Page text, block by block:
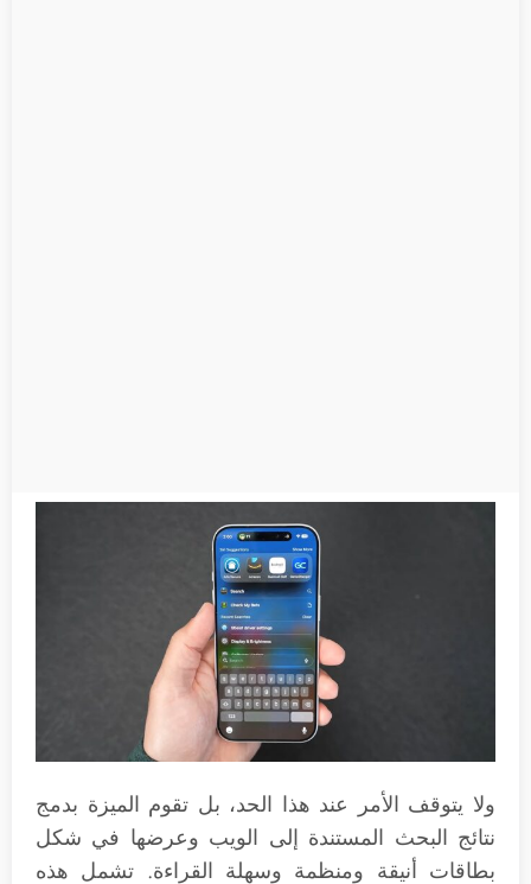
ولا يتوقف الأمر عند هذا الحد، بل تقوم الميزة بدمج
نتائج البحث المستندة إلى الويب وعرضها في شكل
بطاقات أنيقة ومنظمة وسهلة القراءة. تشمل هذه